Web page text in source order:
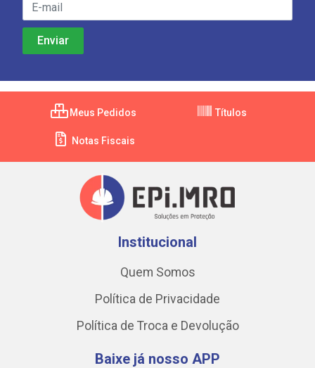
Meus Pedidos Títulos
Notas Fiscais
Institucional
Quem Somos
Política de Privacidade
Política de Troca e Devolução
Baixe já nosso APP